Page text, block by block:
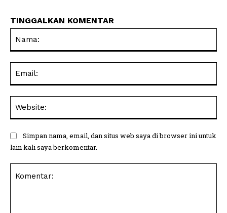
TINGGALKAN KOMENTAR
Simpan nama, email, dan situs web saya di browser ini untuk
lain kali saya berkomentar.